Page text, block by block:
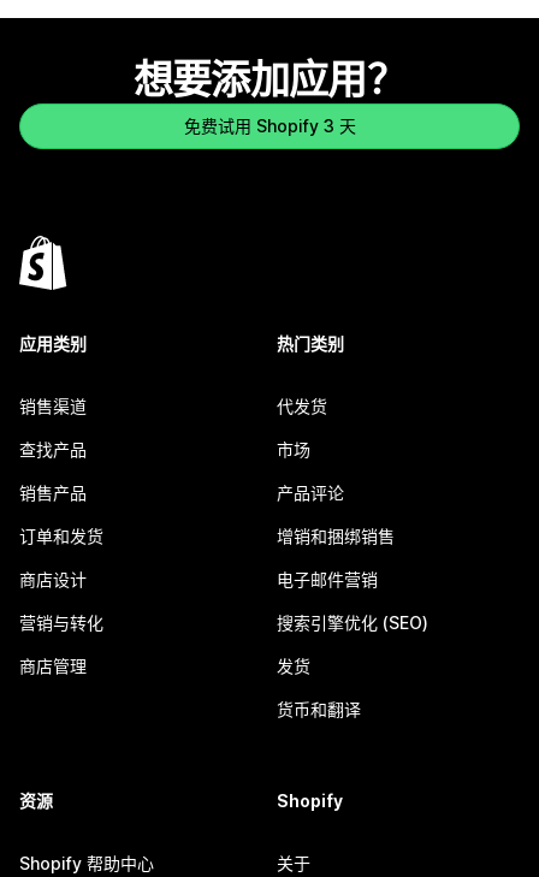
想要添加应用？
免费试用 Shopify 3 天
应用类别
销售渠道
查找产品
销售产品
订单和发货
商店设计
营销与转化
商店管理
热门类别
代发货
市场
产品评论
增销和捆绑销售
电子邮件营销
搜索引擎优化 (SEO)
发货
货币和翻译
资源
Shopify 帮助中心
Shopify
关于